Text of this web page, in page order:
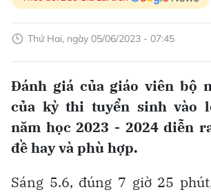
Thứ Hai, ngày 05/06/2023 - 07:45
Đánh giá của giáo viên bộ
của kỳ thi tuyển sinh vào
năm học 2023 - 2024 diễn
đề hay và phù hợp.
Sáng 5.6, đúng 7 giờ 25